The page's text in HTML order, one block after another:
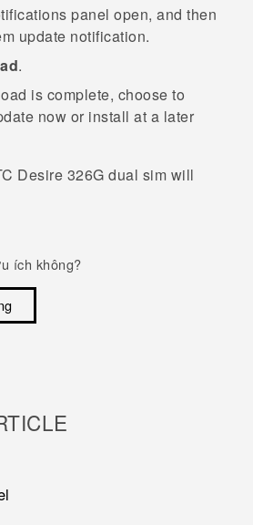
panel open, and then
update notification.
.
is complete, choose to
now or install at a later
Desire 326G dual sim will
ích không?